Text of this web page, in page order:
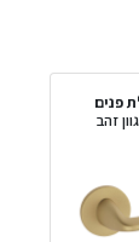
פנים
זהב